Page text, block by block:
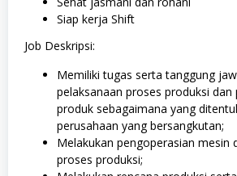
Siap kerja Shift
Job Deskripsi:
Memiliki tugas serta tanggung
pelaksanaan proses produksi dan
produk sebagaimana yang
perusahaan yang bersangkutan;
Melakukan pengoperasian mesin
proses produksi;